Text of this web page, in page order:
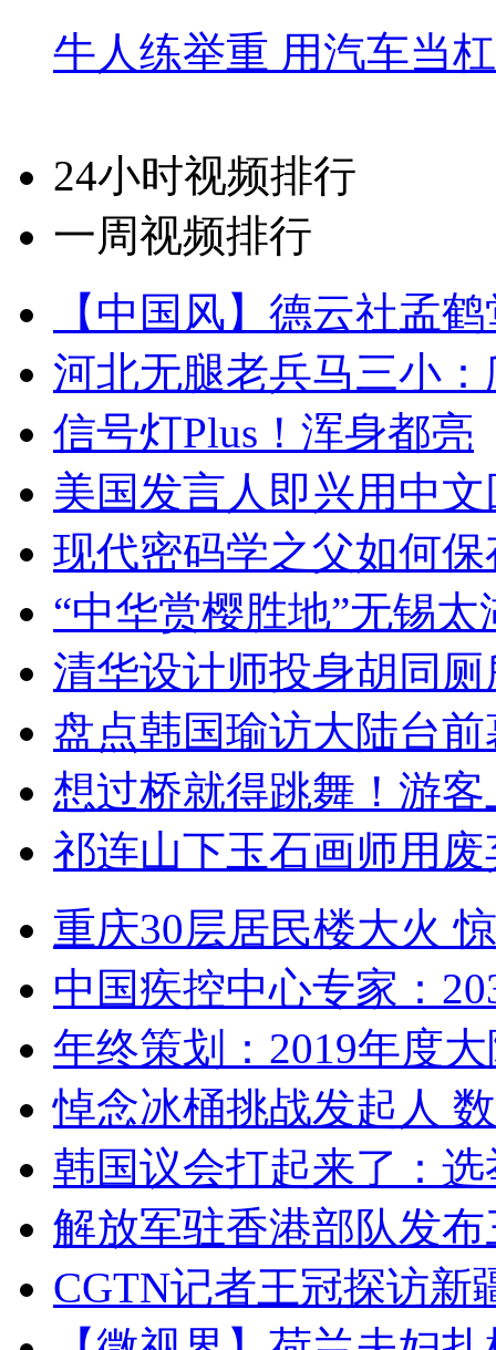
牛人练举重 用汽车当
24小时视频排行
一周视频排行
【中国风】德云社孟
河北无腿老兵马三小
信号灯Plus！浑身都亮
美国发言人即兴用中
现代密码学之父如何
“中华赏樱胜地”无锡
清华设计师投身胡同
盘点韩国瑜访大陆台
想过桥就得跳舞！游客
祁连山下玉石画师用
重庆30层居民楼大火
中国疾控中心专家：
年终策划：2019年度
悼念冰桶挑战发起人
韩国议会打起来了：
解放军驻香港部队发
CGTN记者王冠探访新